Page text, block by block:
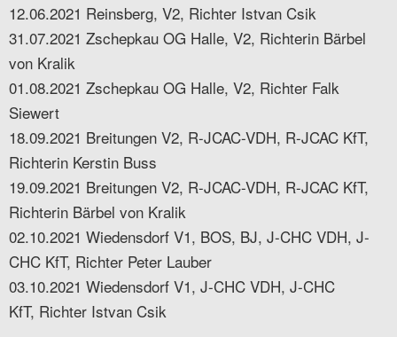
12.06.2021 Reinsberg, V2, Richter Istvan Csik
31.07.2021 Zschepkau OG Halle, V2, Richterin Bärbel
von Kralik
01.08.2021 Zschepkau OG Halle, V2, Richter Falk
Siewert
18.09.2021 Breitungen V2, R-JCAC-VDH, R-JCAC KfT,
Richterin Kerstin Buss
19.09.2021 Breitungen V2, R-JCAC-VDH, R-JCAC KfT,
Richterin Bärbel von Kralik
02.10.2021 Wiedensdorf V1, BOS, BJ, J-CHC VDH, J-
CHC KfT, Richter Peter Lauber
03.10.2021 Wiedensdorf V1, J-CHC VDH, J-CHC
KfT, Richter Istvan Csik